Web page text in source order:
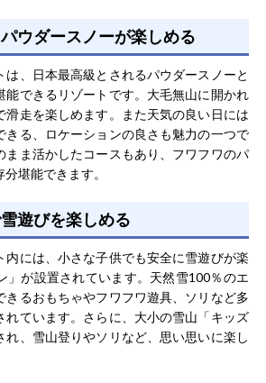
ウダースノーが楽しめる
は、日本最高級とされるパウダースノーと
能できるリゾートです。大毛無山に開かれ
滑走を楽しめます。また天気の良い日には
きる、ロケーションの良さも魅力の一つで
まま活かしたコースもあり、フワフワのパ
堪能できます。
遊びを楽しめる
内には、小さな子供でも安全に雪遊びが楽
」が設置されています。天然雪100％のエ
きるおもちゃやフワフワ遊具、ソリなど多
れています。さらに、大小の雪山「キッズ
れ、雪山登りやソリなど、思い思いに楽し